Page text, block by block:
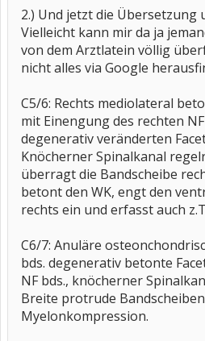
2.) Und jetzt die Übersetzung
Vielleicht kann mir da ja
von dem Arztlatein völlig
nicht alles via Google
C5/6: Rechts mediolateral
mit Einengung des rechten
degenerativ veränderten
Knöcherner Spinalkanal
überragt die Bandscheibe
betont den WK, engt den
rechts ein und erfasst auch
C6/7: Anuläre
bds. degenerativ betonte
NF bds., knöcherner
Breite protrude
Myelonkompression.